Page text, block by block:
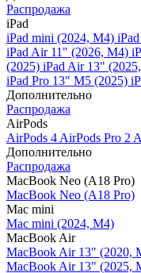
Распродажа
iPad
iPad mini (2024, M4)
iPad Air 11" (2026, M4)
(2025) iPad Air 13"
iPad Pro 13" M5 (2025)
Дополнительно
Распродажа
AirPods
AirPods 4 AirPods Pro 2
Дополнительно
Распродажа
MacBook Neo (A18 Pro)
MacBook Neo (A18 Pro)
Mac mini
Mac mini (2024, M4)
MacBook Air
MacBook Air 13" (2020,
MacBook Air 13" (2025,